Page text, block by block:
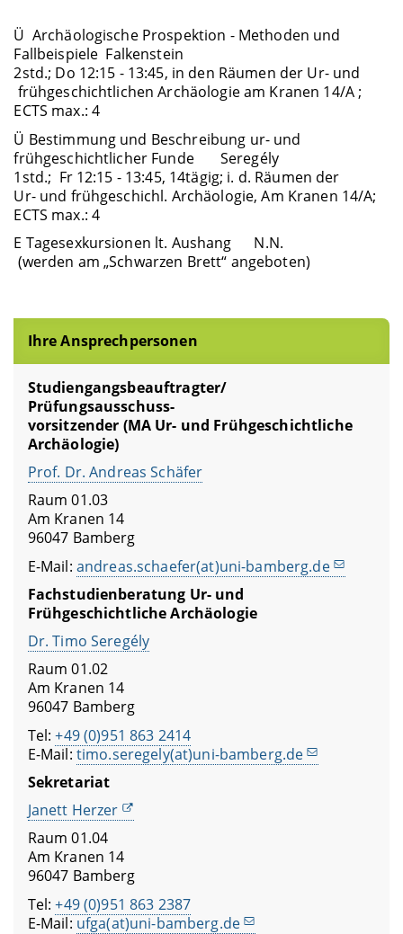
Ü Archäologische Prospektion - Methoden und
Fallbeispiele Falkenstein
2std.; Do 12:15 - 13:45, in den Räumen der Ur- und
frühgeschichtlichen Archäologie am Kranen 14/A ;
ECTS max.: 4
Ü Bestimmung und Beschreibung ur- und
frühgeschichtlicher Funde Seregély
1std.; Fr 12:15 - 13:45, 14tägig; i. d. Räumen der
Ur- und frühgeschichl. Archäologie, Am Kranen 14/A;
ECTS max.: 4
E Tagesexkursionen lt. Aushang N.N.
(werden am „Schwarzen Brett“ angeboten)
Ihre Ansprechpersonen
Studiengangsbeauftragter/
Prüfungsausschuss-
vorsitzender (MA Ur- und Frühgeschichtliche
Archäologie)
Prof. Dr. Andreas Schäfer
Raum 01.03
Am Kranen 14
96047 Bamberg
E-Mail: andreas.schaefer(at)uni-bamberg.de
Fachstudienberatung Ur- und
Frühgeschichtliche Archäologie
Dr. Timo Seregély
Raum 01.02
Am Kranen 14
96047 Bamberg
Tel:+49 (0)951 863 2414
E-Mail: timo.seregely(at)uni-bamberg.de
Sekretariat
Janett Herzer
Raum 01.04
Am Kranen 14
96047 Bamberg
Tel:+49 (0)951 863 2387
E-Mail: ufga(at)uni-bamberg.de